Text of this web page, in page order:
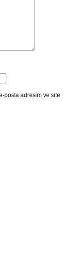
posta adresim ve site